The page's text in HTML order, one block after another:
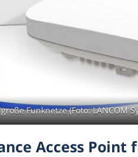
Funknetze (Foto: LANCOM
Access